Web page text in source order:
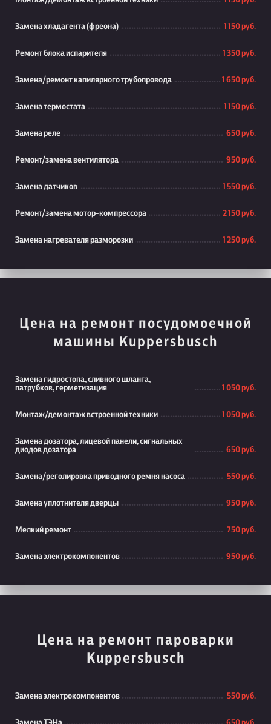
Замена хладагента (фреона) 1 150 руб.
Ремонт блока испарителя 1 350 руб.
Замена/ремонт капилярного трубопровода 1 650 руб.
Замена термостата 1 150 руб.
Замена реле 650 руб.
Ремонт/замена вентилятора 950 руб.
Замена датчиков 1 550 руб.
Ремонт/замена мотор-компрессора 2 150 руб.
Замена нагревателя разморозки 1 250 руб.
Цена на ремонт посудомоечной
машины Kuppersbusch
Замена гидростопа, сливного шланга,
патрубков, герметизация
1 050 руб.
Монтаж/демонтаж встроенной техники 1 050 руб.
Замена дозатора, лицевой панели, сигнальных
диодов дозатора
650 руб.
Замена/реголировка приводного ремня насоса 550 руб.
Замена уплотнителя дверцы 950 руб.
Мелкий ремонт 750 руб.
Замена электрокомпонентов 950 руб.
Цена на ремонт пароварки
Kuppersbusch
Замена электрокомпонентов 550 руб.